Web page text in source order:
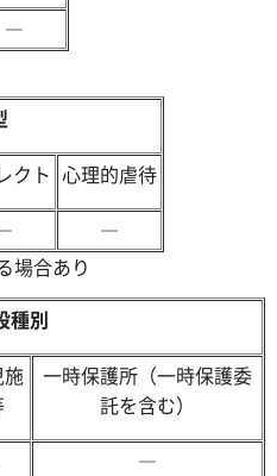
―
クト 心理的虐待
―
場合あり
種別
施
一時保護所（一時保護委
託を含む）
―